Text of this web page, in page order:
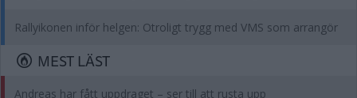
Rallyikonen inför helgen: Otroligt trygg med VMS som arrangör
MEST LÄST
Andreas har fått uppdraget – ser till att rusta upp